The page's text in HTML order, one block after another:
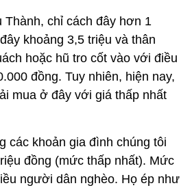
Thành, chỉ cách đây hơn 1
khoảng 3,5 triệu và thân
hoặc hũ tro cốt vào với điều
đồng. Tuy nhiên, hiện nay,
mua ở đây với giá thấp nhất
các khoản gia đình chúng tôi
đồng (mức thấp nhất). Mức
người dân nghèo. Họ ép như